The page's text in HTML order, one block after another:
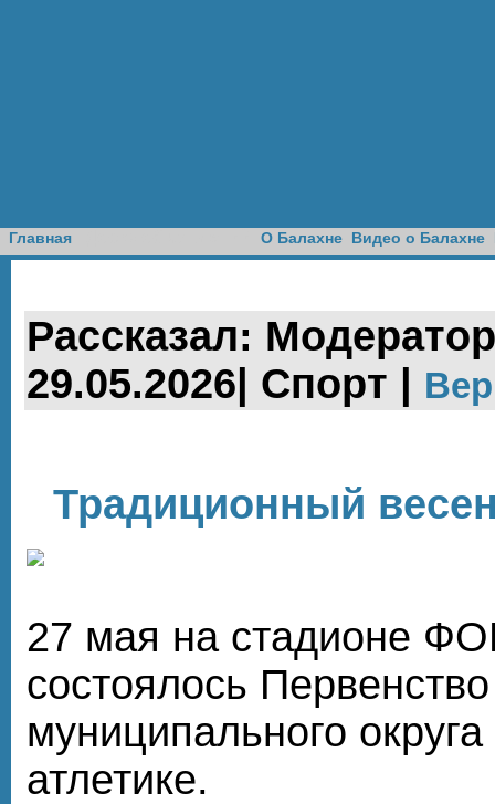
Главная О Балахне Видео о Балахне
Рассказал:
29.05.2026| Спорт |
Традиционный
27 мая на стадионе
состоялось
муниципального
атлетике.